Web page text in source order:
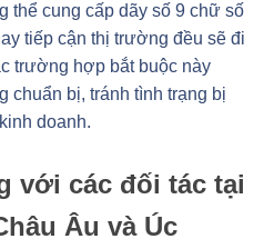
thể cung cấp dãy số 9 chữ số
tiếp cận thị trường đều sẽ đi
trường hợp bắt buộc này
chuẩn bị, tránh tình trạng bị
doanh.
với các đối tác tại
Âu và Úc